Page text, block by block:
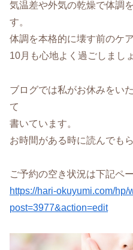
気温差や外気の乾燥で体調
す。
体調を本格的に壊す前のケ
10月も心地よく過ごしましょ
ブログでは私がお休みをい
て
書いています。
お時間がある時に読んでも
ご予約の空き状況は下記ペ
https://hari-okuyumi.com/hp/
post=3977&action=edit